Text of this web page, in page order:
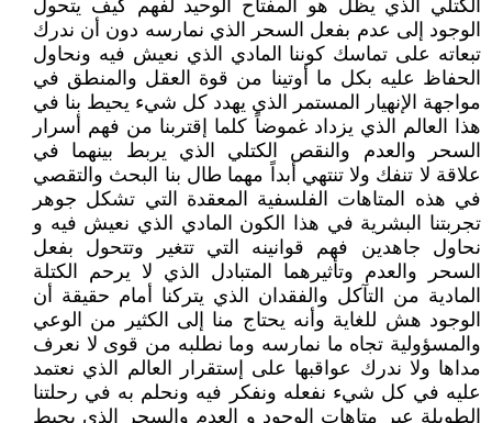
الكتلي الذي يظل هو المفتاح الوحيد لفهم كيف يتحول
الوجود إلى عدم بفعل السحر الذي نمارسه دون أن ندرك
تبعاته على تماسك كوننا المادي الذي نعيش فيه ونحاول
الحفاظ عليه بكل ما أوتينا من قوة العقل والمنطق في
مواجهة الإنهيار المستمر الذي يهدد كل شيء يحيط بنا في
هذا العالم الذي يزداد غموضاً كلما إقتربنا من فهم أسرار
السحر والعدم والنقص الكتلي الذي يربط بينهما في
علاقة لا تنفك ولا تنتهي أبداً مهما طال بنا البحث والتقصي
في هذه المتاهات الفلسفية المعقدة التي تشكل جوهر
تجربتنا البشرية في هذا الكون المادي الذي نعيش فيه و
نحاول جاهدين فهم قوانينه التي تتغير وتتحول بفعل
السحر والعدم وتأثيرهما المتبادل الذي لا يرحم الكتلة
المادية من التآكل والفقدان الذي يتركنا أمام حقيقة أن
الوجود هش للغاية وأنه يحتاج منا إلى الكثير من الوعي
والمسؤولية تجاه ما نمارسه وما نطلبه من قوى لا نعرف
مداها ولا ندرك عواقبها على إستقرار العالم الذي نعتمد
عليه في كل شيء نفعله ونفكر فيه ونحلم به في رحلتنا
الطويلة عبر متاهات الوجود و العدم والسحر الذي يحيط